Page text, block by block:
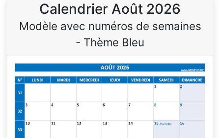
Calendrier Août 2026
Modèle avec numéros de semaines
- Thème Bleu